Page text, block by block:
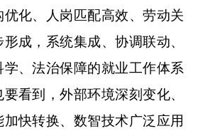
化、人岗匹配高效、劳动关
成，系统集成、协调联动、
、法治保障的就业工作体系
看到，外部环境深刻变化、
加快转换、数智技术广泛应用